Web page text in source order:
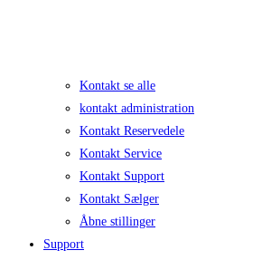
Kontakt se alle
kontakt administration
Kontakt Reservedele
Kontakt Service
Kontakt Support
Kontakt Sælger
Åbne stillinger
Support